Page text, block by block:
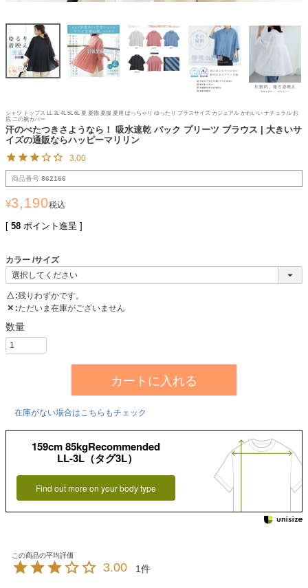
シャツ トップス LL 3L 4L 5L 6L 夏 夏物 夏服 夏用 ぽっちゃり ゆったり プラスサイズ カジュアル かわいい ナチュラル お
尻 二の腕カバー
汗のべたつきさようなら！ 吸水速乾 バック プリーツ ブラウス | 大きいサ
イズの通販ならハッピーマリリン
3.00
商品番号 862166
¥3,190税込
[ 58 ポイント進呈 ]
カラー サイズ
△ 残りわずかです。
✕ ただいま在庫がございません
カートに入れる
在庫がない場合はこちらもチェック
159cm 85kgRecommended
LL-3L（タグ3L）
Find out more on your body type
3.00 1